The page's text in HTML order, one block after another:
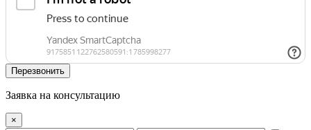
Перезвонить
Заявка на консультацию
×